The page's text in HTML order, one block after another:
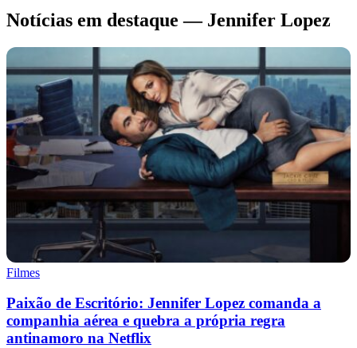
Notícias em destaque — Jennifer Lopez
Filmes
Paixão de Escritório: Jennifer Lopez comanda a
companhia aérea e quebra a própria regra
antinamoro na Netflix